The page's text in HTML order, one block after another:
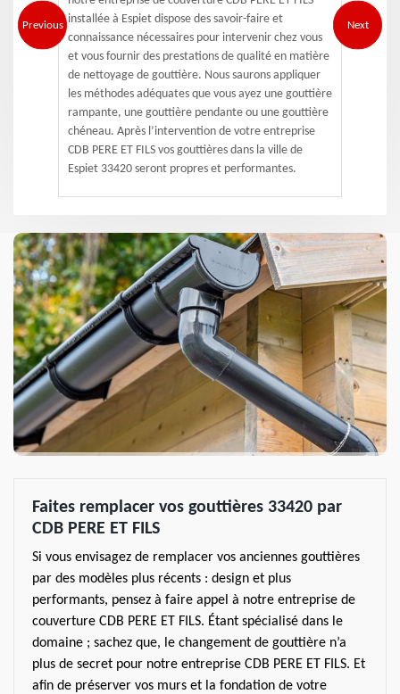
Previous installée à Espiet dispose des savoir-faire et
connaissance nécessaires pour intervenir chez vous
et vous fournir des prestations de qualité en matière
de nettoyage de gouttière. Nous saurons appliquer
les méthodes adéquates que vous ayez une gouttière
rampante, une gouttière pendante ou une gouttière
chéneau. Après l’intervention de votre entreprise
CDB PERE ET FILS vos gouttières dans la ville de
Espiet 33420 seront propres et performantes.
Next
Faites remplacer vos gouttières 33420 par
CDB PERE ET FILS
Si vous envisagez de remplacer vos anciennes gouttières
par des modèles plus récents : design et plus
performants, pensez à faire appel à notre entreprise de
couverture CDB PERE ET FILS. Étant spécialisé dans le
domaine ; sachez que, le changement de gouttière n’a
plus de secret pour notre entreprise CDB PERE ET FILS. Et
afin de préserver vos murs et la fondation de votre